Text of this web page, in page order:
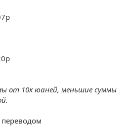
от 10к юаней, меньшие суммы
переводом